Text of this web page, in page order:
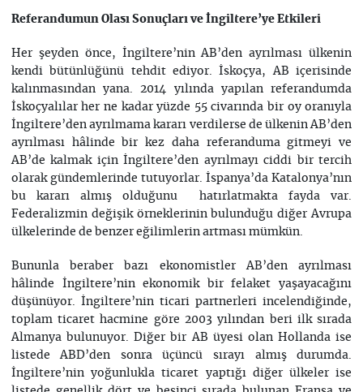
Referandumun Olası Sonuçları ve İngiltere’ye Etkileri
Her şeyden önce, İngiltere’nin AB’den ayrılması ülkenin
kendi bütünlüğünü tehdit ediyor. İskoçya, AB içerisinde
kalınmasından yana. 2014 yılında yapılan referandumda
İskoçyalılar her ne kadar yüzde 55 civarında bir oy oranıyla
İngiltere’den ayrılmama kararı verdilerse de ülkenin AB’den
ayrılması hâlinde bir kez daha referanduma gitmeyi ve
AB’de kalmak için İngiltere’den ayrılmayı ciddi bir tercih
olarak gündemlerinde tutuyorlar. İspanya’da Katalonya’nın
bu kararı almış olduğunu hatırlatmakta fayda var.
Federalizmin değişik örneklerinin bulunduğu diğer Avrupa
ülkelerinde de benzer eğilimlerin artması mümkün.
Bununla beraber bazı ekonomistler AB’den ayrılması
hâlinde İngiltere’nin ekonomik bir felaket yaşayacağını
düşünüyor. İngiltere’nin ticari partnerleri incelendiğinde,
toplam ticaret hacmine göre 2003 yılından beri ilk sırada
Almanya bulunuyor. Diğer bir AB üyesi olan Hollanda ise
listede ABD’den sonra üçüncü sırayı almış durumda.
İngiltere’nin yoğunlukla ticaret yaptığı diğer ülkeler ise